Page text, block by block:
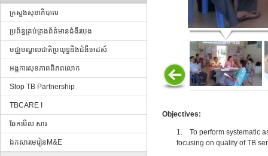
Objectives:
1. To perform systematic
focusing on quality of TB
ក្រសួងសុខាភិបាល
ប្រព័ន្ធគ្រប់គ្រងព័ត៌មានជំងឺរបេង
មជ្ឈមណ្ឌលជាតិប្រយុទ្ធនឹងជំងឺអេដស៍
អង្គការសុខភាពពិភពលោក
Stop TB Partnership
TBCARE I
ឆែកមើល សារ
ឯកសារមេរៀនM&E